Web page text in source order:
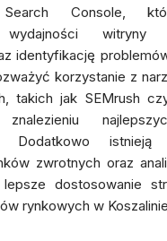
Console,
wydajności
identyfikację
korzystanie z
takich jak SEMrush
Dodatkowo
zwrotnych oraz
dostosowanie
rynkowych w